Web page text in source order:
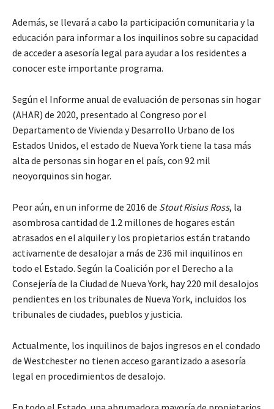
Además, se llevará a cabo la participación comunitaria y la
educación para informar a los inquilinos sobre su capacidad
de acceder a asesoría legal para ayudar a los residentes a
conocer este importante programa.
Según el Informe anual de evaluación de personas sin hogar
(AHAR) de 2020, presentado al Congreso por el
Departamento de Vivienda y Desarrollo Urbano de los
Estados Unidos, el estado de Nueva York tiene la tasa más
alta de personas sin hogar en el país, con 92 mil
neoyorquinos sin hogar.
Peor aún, en un informe de 2016 de Stout Risius Ross, la
asombrosa cantidad de 1.2 millones de hogares están
atrasados en el alquiler y los propietarios están tratando
activamente de desalojar a más de 236 mil inquilinos en
todo el Estado. Según la Coalición por el Derecho a la
Consejería de la Ciudad de Nueva York, hay 220 mil desalojos
pendientes en los tribunales de Nueva York, incluidos los
tribunales de ciudades, pueblos y justicia.
Actualmente, los inquilinos de bajos ingresos en el condado
de Westchester no tienen acceso garantizado a asesoría
legal en procedimientos de desalojo.